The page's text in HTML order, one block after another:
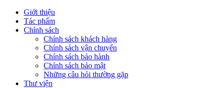
Giới thiệu
Tác phẩm
Chính sách
Chính sách khách hàng
Chính sách vận chuyển
Chính sách bảo hành
Chính sách bảo mật
Những câu hỏi thường gặp
Thư viện